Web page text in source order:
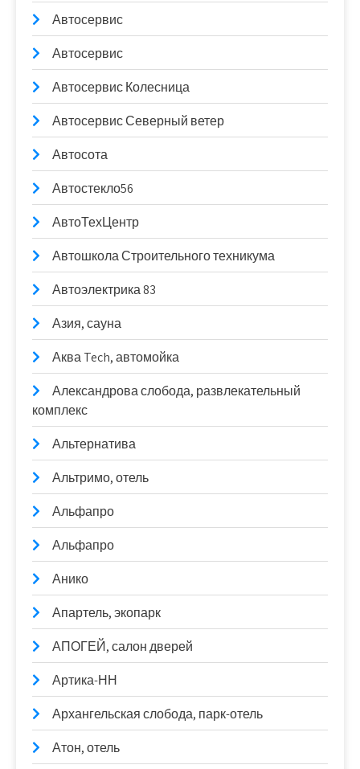
Автосервис
Автосервис
Автосервис Колесница
Автосервис Северный ветер
Автосота
Автостекло56
АвтоТехЦентр
Автошкола Строительного техникума
Автоэлектрика 83
Азия, сауна
Аква Tech, автомойка
Александрова слобода, развлекательный
комплекс
Альтернатива
Альтримо, отель
Альфапро
Альфапро
Анико
Апартель, экопарк
АПОГЕЙ, салон дверей
Артика-НН
Архангельская слобода, парк-отель
Атон, отель